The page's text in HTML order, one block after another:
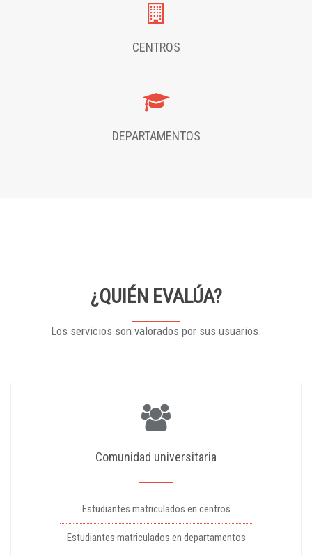
CENTROS
DEPARTAMENTOS
¿QUIÉN EVALÚA?
Los servicios son valorados por sus usuarios.
Comunidad universitaria
Estudiantes matriculados en centros
Estudiantes matriculados en departamentos